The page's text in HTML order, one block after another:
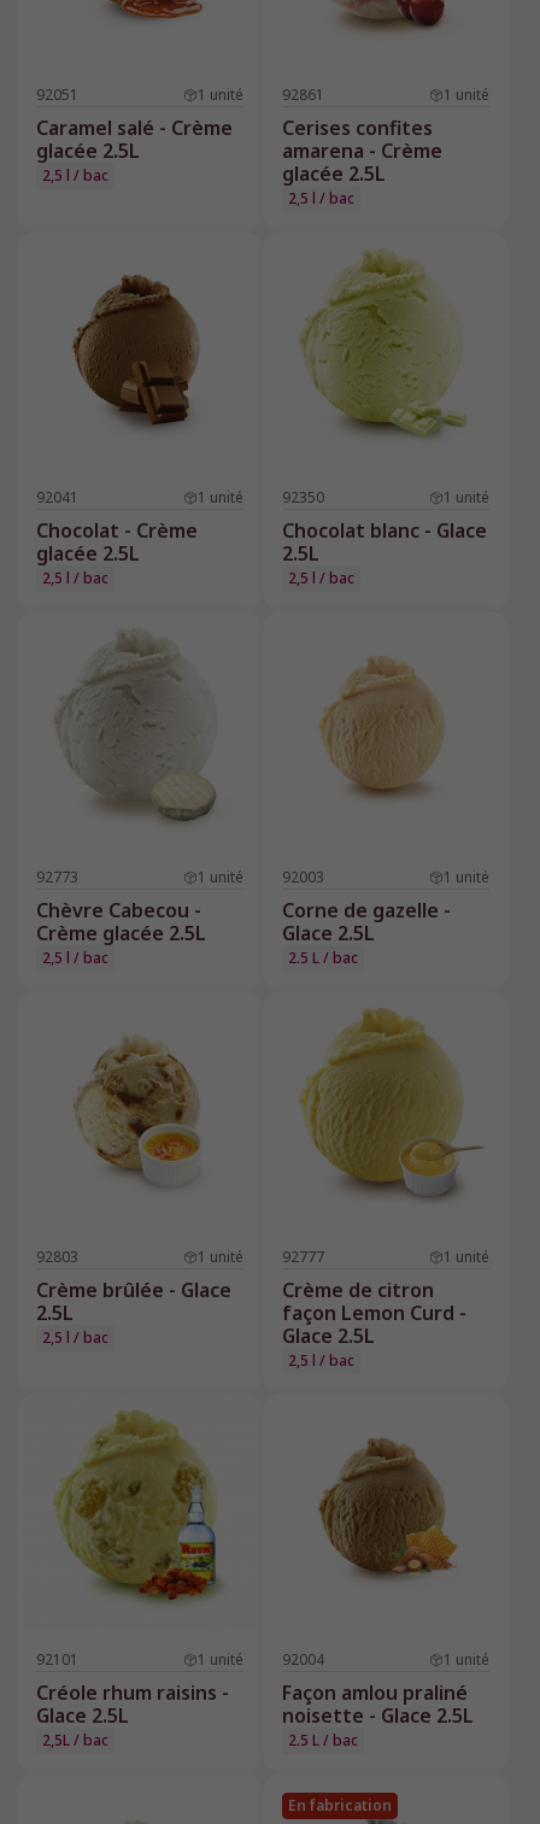
92051 1 unité
Caramel salé - Crème
glacée 2.5L
2,5 l / bac
92861 1 unité
Cerises confites
amarena - Crème
glacée 2.5L
2,5 l / bac
92041 1 unité
Chocolat - Crème
glacée 2.5L
2,5 l / bac
92350 1 unité
Chocolat blanc - Glace
2.5L
2,5 l / bac
92773 1 unité
Chèvre Cabecou -
Crème glacée 2.5L
2,5 l / bac
92003 1 unité
Corne de gazelle -
Glace 2.5L
2.5 L / bac
92803 1 unité
Crème brûlée - Glace
2.5L
2,5 l / bac
92777 1 unité
Crème de citron
façon Lemon Curd -
Glace 2.5L
2,5 l / bac
92101 1 unité
Créole rhum raisins -
Glace 2.5L
2,5L / bac
92004 1 unité
Façon amlou praliné
noisette - Glace 2.5L
2.5 L / bac
En fabrication